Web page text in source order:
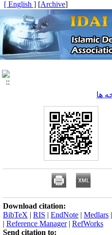
[
Archive
]
[ English ]
ها
Download citation:
BibTeX | RIS | EndNote | Medlars |
| Reference Manager| RefWorks
Send citation to: